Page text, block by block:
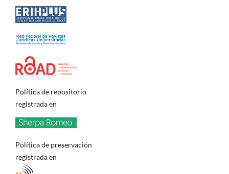
Política de repositorio
registrada en
Política de preservación
registrada en